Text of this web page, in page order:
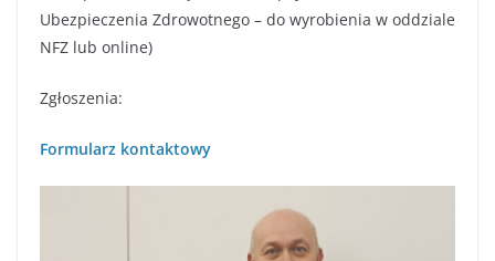
Ubezpieczenia Zdrowotnego – do wyrobienia w oddziale
NFZ lub online)
Zgłoszenia:
Formularz kontaktowy